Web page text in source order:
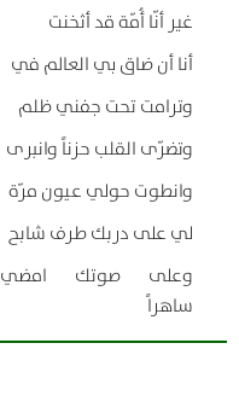
غير أنّا أُمّة قد أثخنت
أنا أن ضاق بي العالم في
وترامت تحت جفني ظلم
وتضرّى القلب حزناً وانبرى
وانطوت حولي عيون مرّة
لي على دربك طرف شابح
وعلى صوتك امضي
ساهراً